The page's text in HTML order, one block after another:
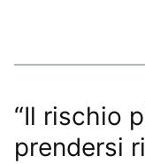
“Il rischio
prendersi